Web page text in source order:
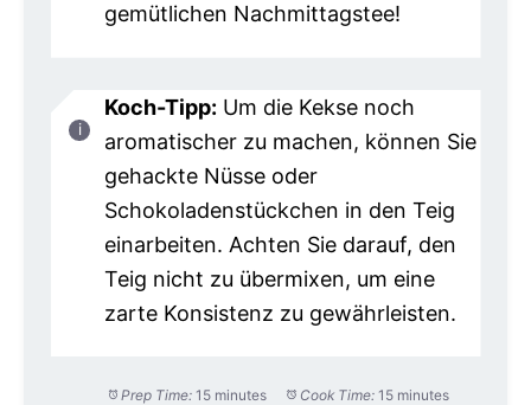
gemütlichen Nachmittagstee!
Koch-Tipp: Um die Kekse noch
aromatischer zu machen, können Sie
gehackte Nüsse oder
Schokoladenstückchen in den Teig
einarbeiten. Achten Sie darauf, den
Teig nicht zu übermixen, um eine
zarte Konsistenz zu gewährleisten.
Prep Time: 15 minutes Cook Time: 15 minutes